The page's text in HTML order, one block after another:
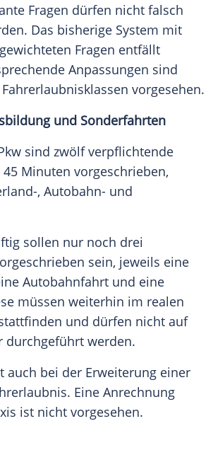
Fragen dürfen nicht falsch
Das bisherige System mit
Fragen entfällt
Anpassungen sind
vorgesehen.
und Sonderfahrten
sind zwölf verpflichtende
Minuten vorgeschrieben,
, Autobahn- und
sollen nur noch drei
sein, jeweils eine
Autobahnfahrt und eine
müssen weiterhin im realen
und dürfen nicht auf
durchgeführt werden.
auch bei der Erweiterung einer
Eine Anrechnung
ist nicht vorgesehen.